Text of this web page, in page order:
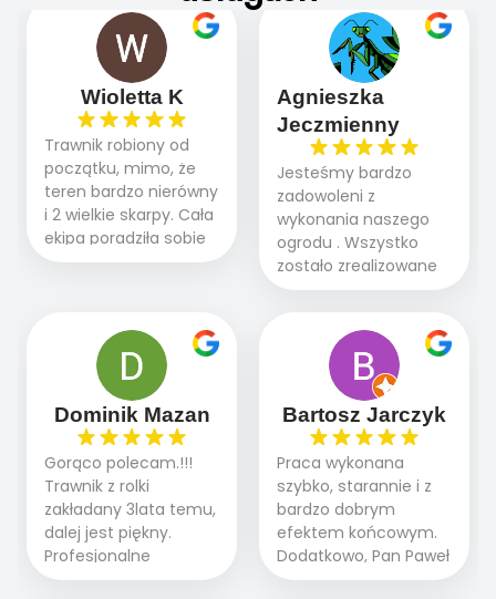
Wioletta K
Trawnik robiony od
początku, mimo, że
teren bardzo nierówny
i 2 wielkie skarpy. Cała
ekipa poradziła sobie
WSPANIALE od
panowie wiedzą co
robią. Wszystko poszło
sprawnie i szybko.
Doradztwo w
pielęgnacji trawnika
teraz i na późniejszym
etapie jest dużym
plusem. Teraz razem
z dzieckiem i małym
pieskiem cieszymy się
pięknym trawnikiem :)
A trawa robi efekt
Agnieszka
Jeczmienny
Jesteśmy bardzo
zadowoleni z
wykonania naszego
ogrodu . Wszystko
zostało zrealizowane
fachowo, rzetelnie i
oczekiwaniami. Prace
przebiegały sprawnie
dzięki temu,że firma
działa kompleksowo :
ogrodnictwo,nawodnienie,
brukarstwo.Efekt
końcowy przerósł
nasze oczekiwania.
Polecamy tę firmę
wszystkim , którzy
marzą o pięknym
Dominik Mazan
Gorąco polecam.!!!
Trawnik z rolki
zakładany 3lata temu,
dalej jest piękny.
Profesjonalne
podejście do pracy,
Bartosz Jarczyk
Praca wykonana
szybko, starannie i z
bardzo dobrym
efektem końcowym.
Dodatkowo, Pan Paweł
chętnie udziela porad